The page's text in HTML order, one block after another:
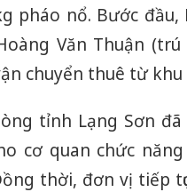
pháo nổ. Bước
Văn Thuận
chuyển thuê từ
tỉnh Lạng Sơn
cơ quan chức
thời, đơn vị tiếp